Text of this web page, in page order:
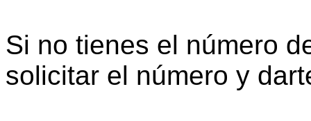
Si no tienes el número
solicitar el número y